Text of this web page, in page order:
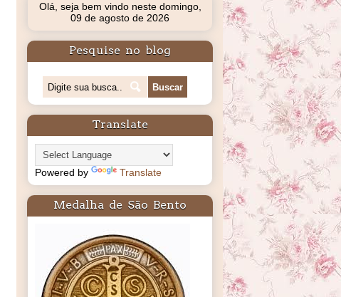
Olá, seja bem vindo neste domingo,
09 de agosto de 2026
Pesquise no blog
Translate
Powered by Translate
Medalha de São Bento